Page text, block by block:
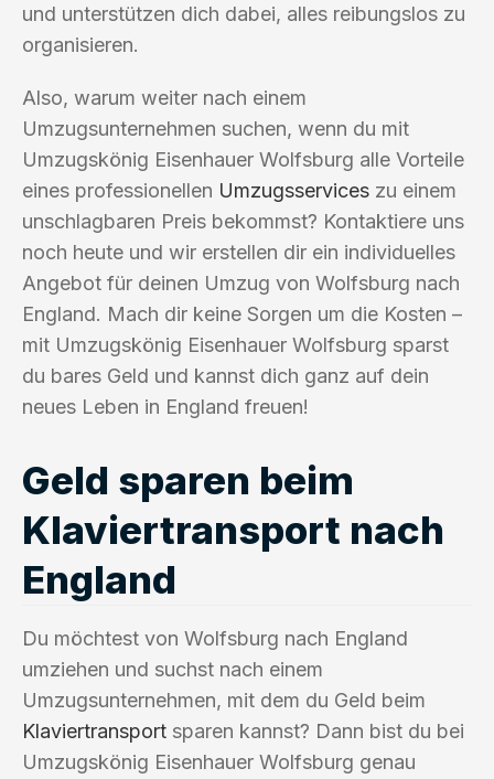
und unterstützen dich dabei, alles reibungslos zu
organisieren.
Also, warum weiter nach einem
Umzugsunternehmen suchen, wenn du mit
Umzugskönig Eisenhauer Wolfsburg alle Vorteile
eines professionellen Umzugsservices zu einem
unschlagbaren Preis bekommst? Kontaktiere uns
noch heute und wir erstellen dir ein individuelles
Angebot für deinen Umzug von Wolfsburg nach
England. Mach dir keine Sorgen um die Kosten –
mit Umzugskönig Eisenhauer Wolfsburg sparst
du bares Geld und kannst dich ganz auf dein
neues Leben in England freuen!
Geld sparen beim
Klaviertransport nach
England
Du möchtest von Wolfsburg nach England
umziehen und suchst nach einem
Umzugsunternehmen, mit dem du Geld beim
Klaviertransport sparen kannst? Dann bist du bei
Umzugskönig Eisenhauer Wolfsburg genau